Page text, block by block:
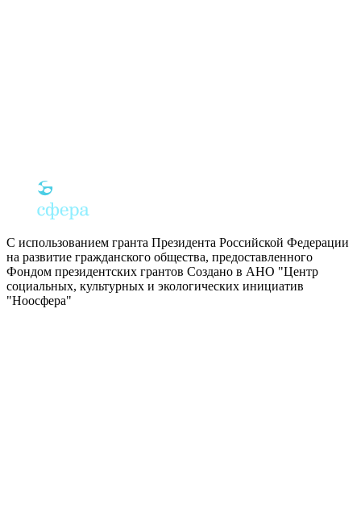
С использованием гранта Президента Российской Федерации
на развитие гражданского общества, предоставленного
Фондом президентских грантов Создано в АНО "Центр
социальных, культурных и экологических инициатив
"Ноосфера"